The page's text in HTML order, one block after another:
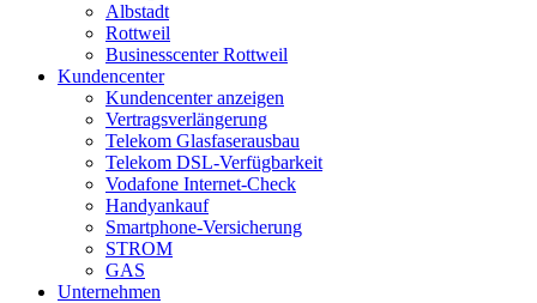
Albstadt
Rottweil
Businesscenter Rottweil
Kundencenter
Kundencenter anzeigen
Vertragsverlängerung
Telekom Glasfaserausbau
Telekom DSL-Verfügbarkeit
Vodafone Internet-Check
Handyankauf
Smartphone-Versicherung
STROM
GAS
Unternehmen